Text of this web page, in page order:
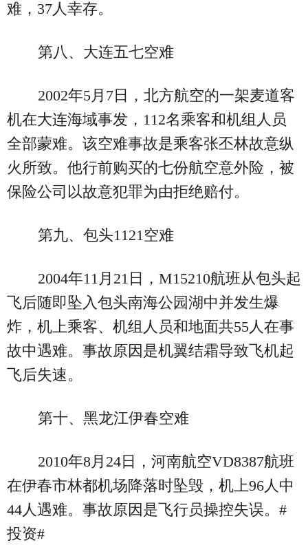
难，37人幸存。
第八、大连五七空难
2002年5月7日，北方航空的一架麦道客
机在大连海域事发，112名乘客和机组人员
全部蒙难。该空难事故是乘客张丕林故意纵
火所致。他行前购买的七份航空意外险，被
保险公司以故意犯罪为由拒绝赔付。
第九、包头1121空难
2004年11月21日，M15210航班从包头起
飞后随即坠入包头南海公园湖中并发生爆
炸，机上乘客、机组人员和地面共55人在事
故中遇难。事故原因是机翼结霜导致飞机起
飞后失速。
第十、黑龙江伊春空难
2010年8月24日，河南航空VD8387航班
在伊春市林都机场降落时坠毁，机上96人中
44人遇难。事故原因是飞行员操控失误。#
投资#